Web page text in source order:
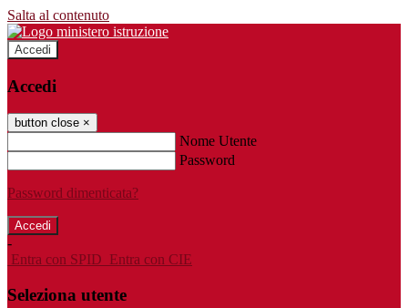
Salta al contenuto
Accedi
Accedi
button close ×
Nome Utente
Password
Password dimenticata?
-
Entra con SPID Entra con CIE
Seleziona utente